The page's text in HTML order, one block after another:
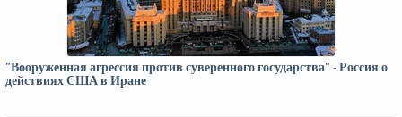
"Вооруженная агрессия против суверенного государства" - Россия о
действиях США в Иране